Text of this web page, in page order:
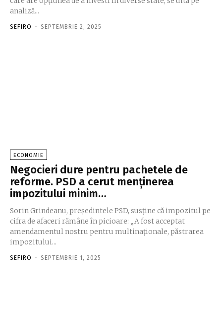
analiză...
SEFIRO - SEPTEMBRIE 2, 2025
ECONOMIE
Negocieri dure pentru pachetele de
reforme. PSD a cerut menţinerea
impozitului minim…
Sorin Grindeanu, preşedintele PSD, susţine că impozitul pe
cifra de afaceri rămâne în picioare: „A fost acceptat
amendamentul nostru pentru multinaţionale, păstrarea
impozitului...
SEFIRO - SEPTEMBRIE 1, 2025